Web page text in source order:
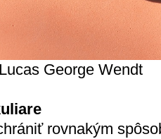
George Wendt
rovnakým